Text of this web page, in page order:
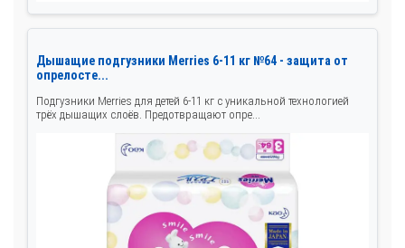
Дышащие подгузники Merries 6-11 кг №64 - защита от
опрелосте...
Подгузники Merries для детей 6-11 кг с уникальной технологией
трёх дышащих слоёв. Предотвращают опре...